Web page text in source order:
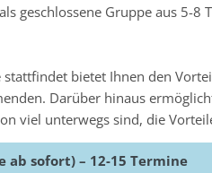
geschlossene Gruppe aus 5-8
bietet Ihnen den
Darüber hinaus
viel unterwegs sind, die
ab sofort) – 12-15 Termine